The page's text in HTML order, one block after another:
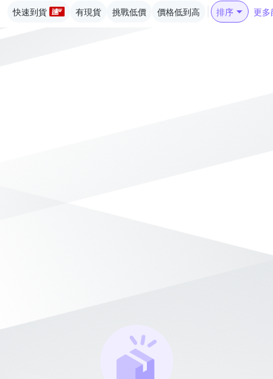
快速到貨 有現貨 挑戰低價 價格低到高 排序 更多